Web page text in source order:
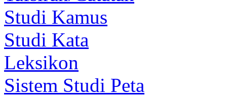
Studi Kamus
Studi Kata
Leksikon
Sistem Studi Peta